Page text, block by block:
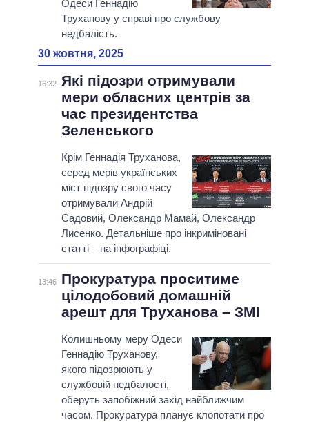
Одеси Геннадію
Труханову у справі про службову
недбалість.
30 жовтня, 2025
16:32
Які підозри отримували
мери обласних центрів за
час президентства
Зеленського
Крім Геннадія Труханова,
серед мерів українських
міст підозру свого часу
отримували Андрій
Садовий, Олександр Мамай, Олександр
Лисенко. Детальніше про інкриміновані
статті – на інфографіці.
13:46
Прокуратура проситиме
цілодобовий домашній
арешт для Труханова – ЗМІ
Колишньому меру Одеси
Геннадію Труханову,
якого підозрюють у
службовій недбалості,
оберуть запобіжний захід найближчим
часом. Прокуратура планує клопотати про